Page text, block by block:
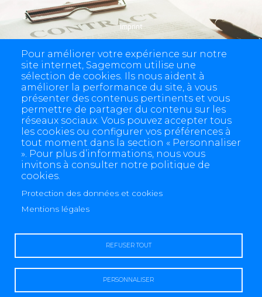
Imprint
Pour améliorer votre expérience sur notre
site internet, Sagemcom utilise une
sélection de cookies. Ils nous aident à
améliorer la performance du site, à vous
présenter des contenus pertinents et vous
permettre de partager du contenu sur les
réseaux sociaux. Vous pouvez accepter tous
les cookies ou configurer vos préférences à
tout moment dans la section « Personnaliser
». Pour plus d’informations, nous vous
invitons à consulter notre politique de
cookies.
Protection des données et cookies
Mentions légales
REFUSER TOUT
PERSONNALISER
4 allée des Messageries, 92270 Bois-Colombes, France
+(33) 1 57 61 10 00
Mention légale Protection des données et cookies Contactez-nous